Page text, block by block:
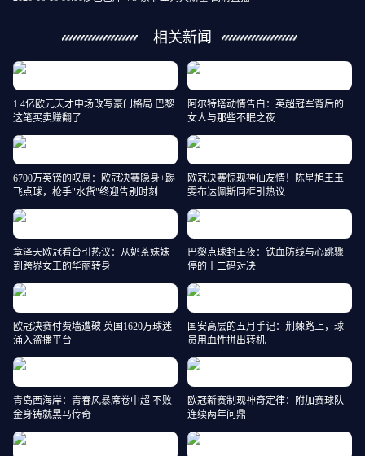
相关新闻
1.4亿欧元天才中场改写豪门格局 巴黎
这笔买卖赚翻了
阿尔特塔动情告白：英超冠军背后的
女人与那些不眠之夜
6700万英镑的叹息：欧冠决赛隐身+踢
飞点球，枪手"水货"终迎告别时刻
欧冠决赛惊现神仙友情！陈星旭王玉
雯布达佩斯同框引热议
章泽天欧冠看台引热议：从奶茶妹妹
到跨界女王的华丽转身
巴黎点球封王夜：铁血防线与心跳骤
停的十二码对决
欧冠决赛付费墙遭破 英国1620万球迷
涌入盗播平台
国安高层的五月手记：荆棘路上，球
员用血性拼出转机
青岛西海岸：青春风暴席卷中超 不败
金身铸就黑马传奇
欧冠新赛制现神奇定律：附加赛球队
连续两年问鼎